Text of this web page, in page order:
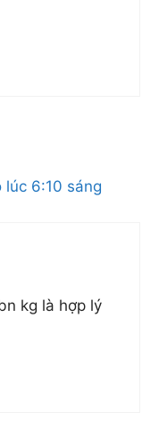
lúc 6:10 sáng
kg là hợp lý